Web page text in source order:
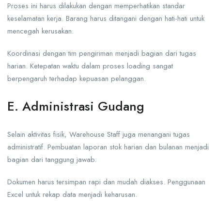
Proses ini harus dilakukan dengan memperhatikan standar
keselamatan kerja. Barang harus ditangani dengan hati-hati untuk
mencegah kerusakan.
Koordinasi dengan tim pengiriman menjadi bagian dari tugas
harian. Ketepatan waktu dalam proses loading sangat
berpengaruh terhadap kepuasan pelanggan.
E. Administrasi Gudang
Selain aktivitas fisik, Warehouse Staff juga menangani tugas
administratif. Pembuatan laporan stok harian dan bulanan menjadi
bagian dari tanggung jawab.
Dokumen harus tersimpan rapi dan mudah diakses. Penggunaan
Excel untuk rekap data menjadi keharusan.